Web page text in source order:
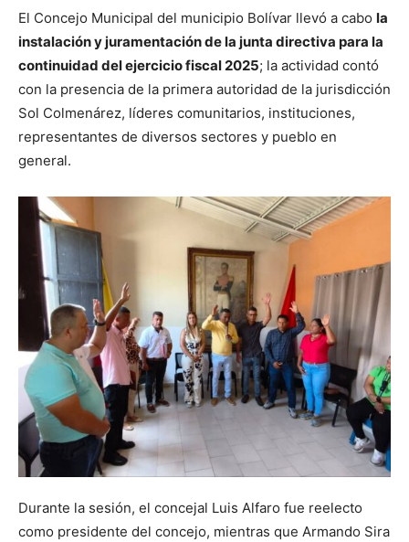
El Concejo Municipal del municipio Bolívar llevó a cabo la
instalación y juramentación de la junta directiva para la
continuidad del ejercicio fiscal 2025; la actividad contó
con la presencia de la primera autoridad de la jurisdicción
Sol Colmenárez, líderes comunitarios, instituciones,
representantes de diversos sectores y pueblo en
general.
Durante la sesión, el concejal Luis Alfaro fue reelecto
como presidente del concejo, mientras que Armando Sira